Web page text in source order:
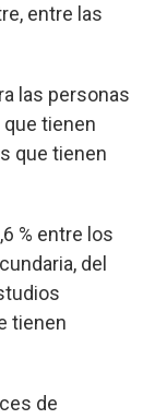
entre las
las personas
que tienen
que tienen
% entre los
del
tienen
de